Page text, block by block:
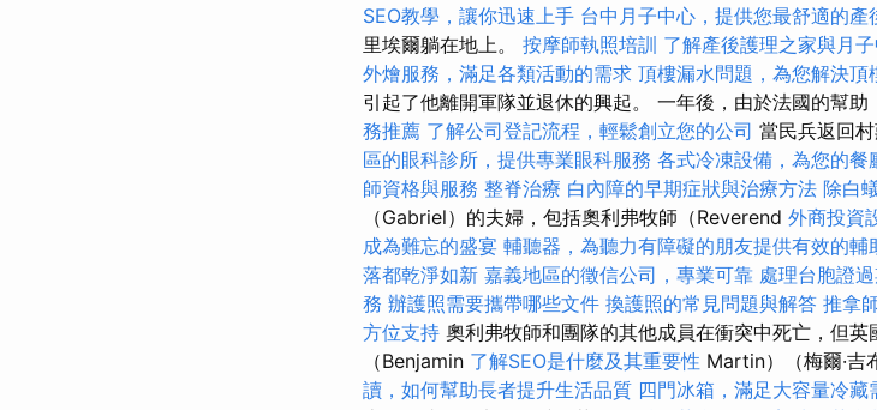
SEO教學，讓你迅速上手 台中月子中心，提供您最舒適的產
里埃爾躺在地上。 按摩師執照培訓 了解產後護理之家與月
外燴服務，滿足各類活動的需求 頂樓漏水問題，為您解決頂
引起了他離開軍隊並退休的興起。 一年後，由於法國的幫助
務推薦 了解公司登記流程，輕鬆創立您的公司 當民兵返回
區的眼科診所，提供專業眼科服務 各式冷凍設備，為您的餐
師資格與服務 整脊治療 白內障的早期症狀與治療方法 除白
（Gabriel）的夫婦，包括奧利弗牧師（Reverend 外商投資
成為難忘的盛宴 輔聽器，為聽力有障礙的朋友提供有效的輔
落都乾淨如新 嘉義地區的徵信公司，專業可靠 處理台胞證
務 辦護照需要攜帶哪些文件 換護照的常見問題與解答 推拿
方位支持 奧利弗牧師和團隊的其他成員在衝突中死亡，但
（Benjamin 了解SEO是什麼及其重要性 Martin）（梅爾·吉
讀，如何幫助長者提升生活品質 四門冰箱，滿足大容量冷藏